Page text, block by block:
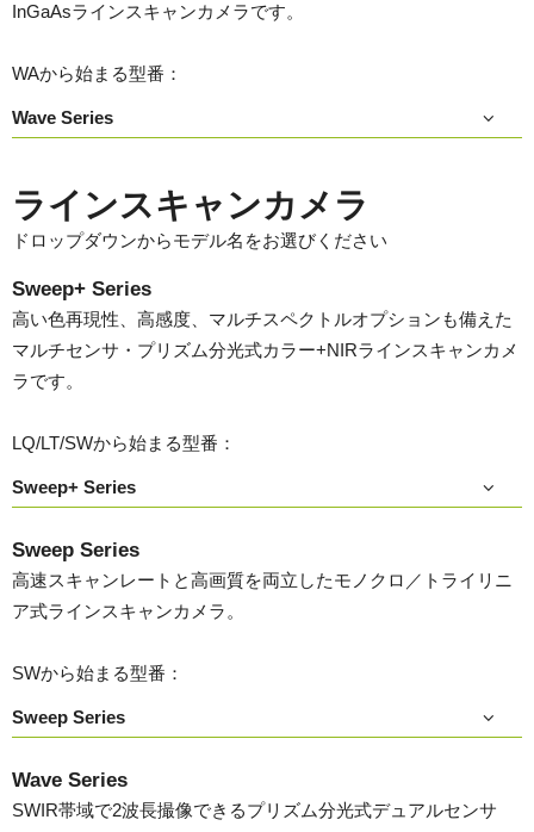
InGaAsラインスキャンカメラです。
WAから始まる型番：
Wave Series
ラインスキャンカメラ
ドロップダウンからモデル名をお選びください
Sweep+ Series
高い色再現性、高感度、マルチスペクトルオプションも備えた
マルチセンサ・プリズム分光式カラー+NIRラインスキャンカメ
ラです。
LQ/LT/SWから始まる型番：
Sweep+ Series
Sweep Series
高速スキャンレートと高画質を両立したモノクロ／トライリニ
ア式ラインスキャンカメラ。
SWから始まる型番：
Sweep Series
Wave Series
SWIR帯域で2波長撮像できるプリズム分光式デュアルセンサ